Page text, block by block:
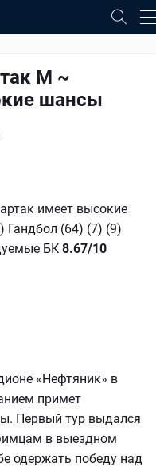
М ~
шансы
имеет высокие
Гандбол (64) (7) (9)
БК 8.67/10
«Нефтяник» в
примет
Первый тур выдался
в выездном
одержать победу над